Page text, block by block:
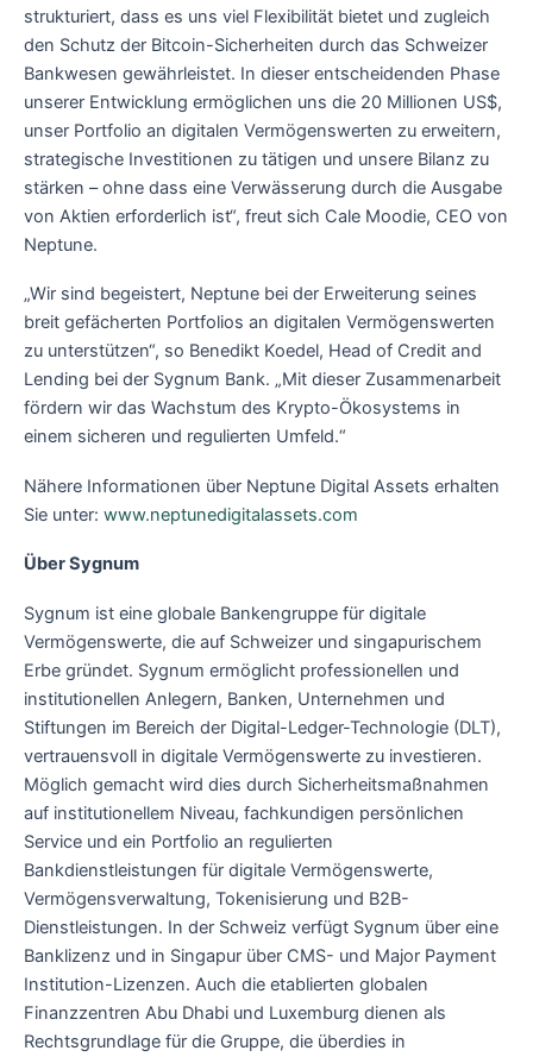
strukturiert, dass es uns viel Flexibilität bietet und zugleich
den Schutz der Bitcoin-Sicherheiten durch das Schweizer
Bankwesen gewährleistet. In dieser entscheidenden Phase
unserer Entwicklung ermöglichen uns die 20 Millionen US$,
unser Portfolio an digitalen Vermögenswerten zu erweitern,
strategische Investitionen zu tätigen und unsere Bilanz zu
stärken – ohne dass eine Verwässerung durch die Ausgabe
von Aktien erforderlich ist“, freut sich Cale Moodie, CEO von
Neptune.
„Wir sind begeistert, Neptune bei der Erweiterung seines
breit gefächerten Portfolios an digitalen Vermögenswerten
zu unterstützen“, so Benedikt Koedel, Head of Credit and
Lending bei der Sygnum Bank. „Mit dieser Zusammenarbeit
fördern wir das Wachstum des Krypto-Ökosystems in
einem sicheren und regulierten Umfeld.“
Nähere Informationen über Neptune Digital Assets erhalten
Sie unter: www.neptunedigitalassets.com
Über Sygnum
Sygnum ist eine globale Bankengruppe für digitale
Vermögenswerte, die auf Schweizer und singapurischem
Erbe gründet. Sygnum ermöglicht professionellen und
institutionellen Anlegern, Banken, Unternehmen und
Stiftungen im Bereich der Digital-Ledger-Technologie (DLT),
vertrauensvoll in digitale Vermögenswerte zu investieren.
Möglich gemacht wird dies durch Sicherheitsmaßnahmen
auf institutionellem Niveau, fachkundigen persönlichen
Service und ein Portfolio an regulierten
Bankdienstleistungen für digitale Vermögenswerte,
Vermögensverwaltung, Tokenisierung und B2B-
Dienstleistungen. In der Schweiz verfügt Sygnum über eine
Banklizenz und in Singapur über CMS- und Major Payment
Institution-Lizenzen. Auch die etablierten globalen
Finanzzentren Abu Dhabi und Luxemburg dienen als
Rechtsgrundlage für die Gruppe, die überdies in